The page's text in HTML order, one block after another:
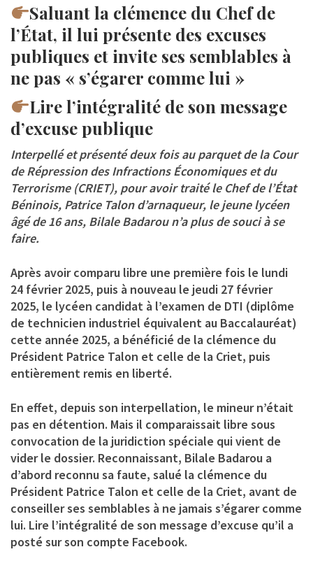
Saluant la clémence du Chef de
l’État, il lui présente des excuses
publiques et invite ses semblables à
ne pas « s’égarer comme lui »
Lire l’intégralité de son message
d’excuse publique
Interpellé et présenté deux fois au parquet de la Cour
de Répression des Infractions Économiques et du
Terrorisme (CRIET), pour avoir traité le Chef de l’État
Béninois, Patrice Talon d’arnaqueur, le jeune lycéen
âgé de 16 ans, Bilale Badarou n’a plus de souci à se
faire.
Après avoir comparu libre une première fois le lundi
24 février 2025, puis à nouveau le jeudi 27 février
2025, le lycéen candidat à l’examen de DTI (diplôme
de technicien industriel équivalent au Baccalauréat)
cette année 2025, a bénéficié de la clémence du
Président Patrice Talon et celle de la Criet, puis
entièrement remis en liberté.
En effet, depuis son interpellation, le mineur n’était
pas en détention. Mais il comparaissait libre sous
convocation de la juridiction spéciale qui vient de
vider le dossier. Reconnaissant, Bilale Badarou a
d’abord reconnu sa faute, salué la clémence du
Président Patrice Talon et celle de la Criet, avant de
conseiller ses semblables à ne jamais s’égarer comme
lui. Lire l’intégralité de son message d’excuse qu’il a
posté sur son compte Facebook.